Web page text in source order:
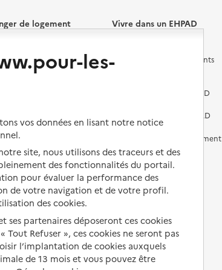
de logement
à se poser
en accueil familial
solutions de logement
Vivre dans un EHPAD
Les différents établissements
Préparer l'entrée en EHPAD
Aides financières en EHPAD
Prévention, accompagnement
et soins
Comprendre les prix en
EHPAD
les-
vos données en lisant notre notice
site, nous utilisons des traceurs et des
des fonctionnalités du portail.
pour évaluer la performance des
de votre navigation et de votre profil.
des cookies.
ses partenaires déposeront ces cookies
Refuser », ces cookies ne seront pas
l’implantation de cookies auxquels
de 13 mois et vous pouvez être